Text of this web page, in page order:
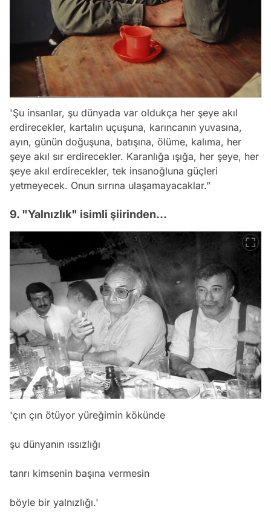
'Şu insanlar, şu dünyada var oldukça her şeye akıl
erdirecekler, kartalın uçuşuna, karıncanın yuvasına,
ayın, günün doğuşuna, batışına, ölüme, kalıma, her
şeye akıl sır erdirecekler. Karanlığa ışığa, her şeye, her
şeye akıl erdirecekler, tek insanoğluna güçleri
yetmeyecek. Onun sırrına ulaşamayacaklar.”
9. "Yalnızlık" isimli şiirinden...
'çın çın ötüyor yüreğimin kökünde
şu dünyanın ıssızlığı
tanrı kimsenin başına vermesin
böyle bir yalnızlığı.'